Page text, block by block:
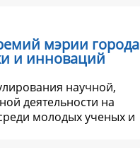
мэрии города
и инноваций
научной,
деятельности на
молодых ученых и